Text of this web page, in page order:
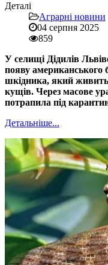
Деталі
Аграрні новини
04 серпня 2025
859
У селищі Дідилів
появу американського
шкідника, який
кущів. Через масове
потрапила під
Детальніше...